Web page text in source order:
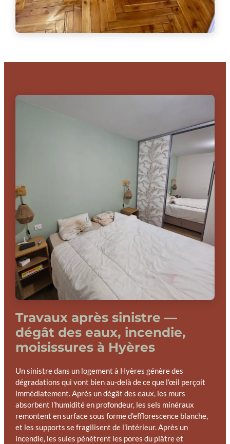
Travaux après sinistre —
dégât des eaux, incendie,
moisissures à Hyères
Un sinistre dans un logement à Hyères génère des
dégradations qui vont bien au-delà de ce que l’œil perçoit
immédiatement. Après un dégât des eaux, les murs
absorbent l’humidité en profondeur, les sels minéraux
remontent en surface sous forme d’efflorescence blanche,
et les supports se fragilisent de l’intérieur. Après un
incendie, les suies pénètrent les pores du plâtre et